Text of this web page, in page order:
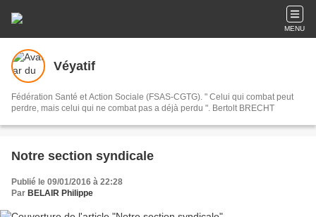
MENU
Véyatif
Fédération Santé et Action Sociale (FSAS-CGTG). " Celui qui combat peut
perdre, mais celui qui ne combat pas a déjà perdu ". Bertolt BRECHT
Notre section syndicale
Publié le 09/01/2016 à 22:28
Par BELAIR Philippe